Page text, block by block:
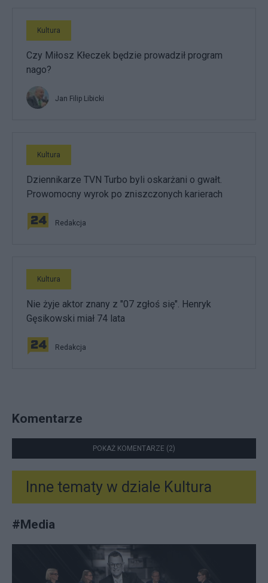
Kultura
Czy Miłosz Kłeczek będzie prowadził program
nago?
Jan Filip Libicki
Kultura
Dziennikarze TVN Turbo byli oskarżani o gwałt.
Prowomocny wyrok po zniszczonych karierach
Redakcja
Kultura
Nie żyje aktor znany z "07 zgłoś się". Henryk
Gęsikowski miał 74 lata
Redakcja
Komentarze
POKAŻ KOMENTARZE (2)
Inne tematy w dziale Kultura
#Media